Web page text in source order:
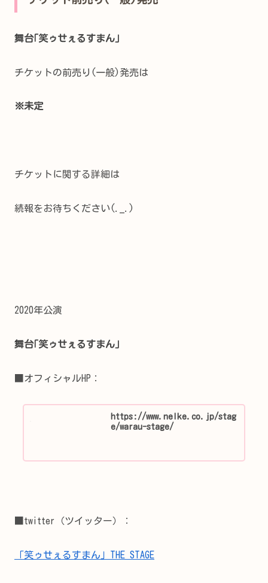
舞台｢笑ゥせぇるすまん｣
チケットの前売り(一般)発売は
※未定
チケットに関する詳細は
続報をお待ちください(._.)
2020年公演
舞台｢笑ゥせぇるすまん｣
■オフィシャルHP：
https://www.nelke.co.jp/stag
e/warau-stage/
■twitter（ツイッター）：
「笑ゥせぇるすまん」THE STAGE